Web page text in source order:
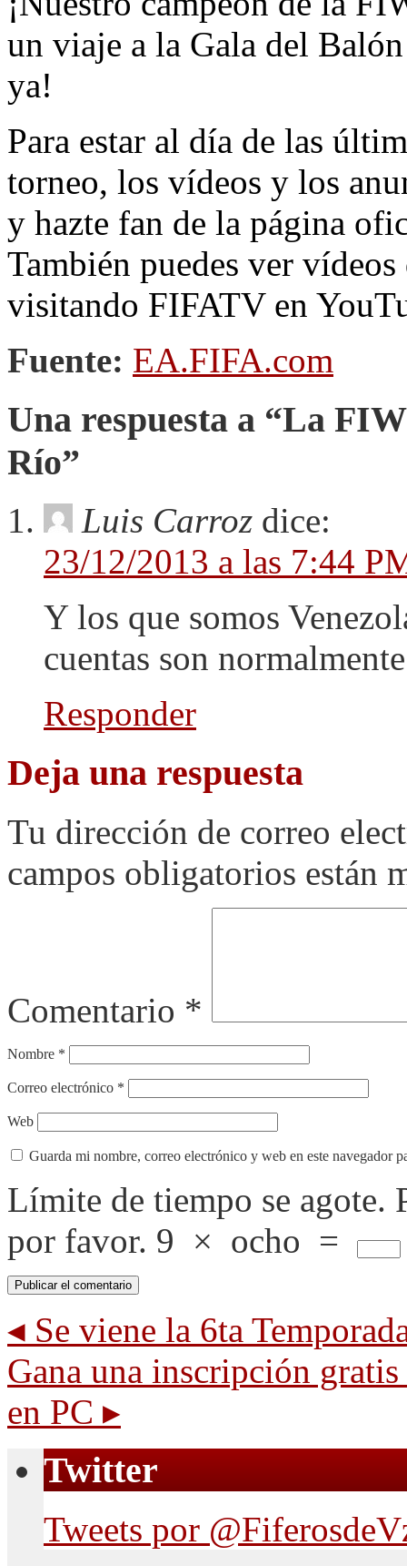
un viaje a la Gala del
ya!
Para estar al día de las
torneo, los vídeos y los
y hazte fan de la página
También puedes ver
visitando FIFATV en
Fuente: EA.FIFA.com
Una respuesta a “La
Río”
Luis Carroz dice:
23/12/2013 a las 7:44
Y los que somos
cuentas son
Responder
Deja una respuesta
Tu dirección de correo
campos obligatorios están
Comentario *
Nombre *
Correo electrónico *
Web
Guarda mi nombre, correo electrónico y web en este navegador
Límite de tiempo se agote.
por favor. 9 × ocho =
◂ Se viene la 6ta
Gana una inscripción
en PC ▸
Twitter
Tweets por